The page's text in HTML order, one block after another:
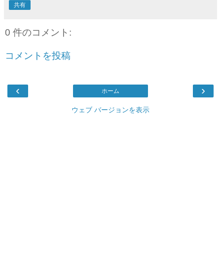
共有
0 件のコメント:
コメントを投稿
‹ ›
ホーム
ウェブ バージョンを表示